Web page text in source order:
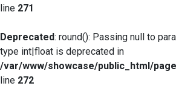
line 271
Deprecated: round(): Passing null to
type int|float is deprecated in
/var/www/showcase/public_html/
line 272